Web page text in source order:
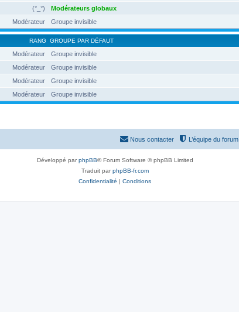
(°_°)
Modérateurs globaux
Modérateur
Groupe invisible
RANG GROUPE PAR DÉFAUT
Modérateur Groupe invisible
Modérateur
Groupe invisible
Modérateur
Groupe invisible
Modérateur
Groupe invisible
L’équipe du forum
Nous contacter
Développé parphpBB® Forum Software © phpBB Limited
Traduit parphpBB-fr.com
Confidentialité | Conditions